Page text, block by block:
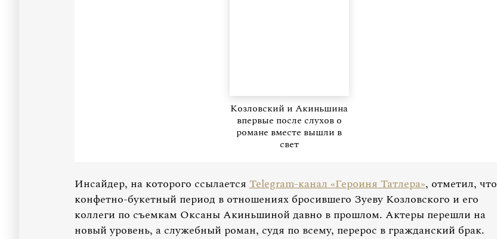
Козловский и Акиньшина
впервые после слухов о
романе вместе вышли в
свет
Инсайдер, на которого ссылаетсяTelegram-канал «Героиня Татлера», отметил, что
конфетно-букетный период в отношениях бросившего Зуеву Козловского и его
коллеги по съемкам Оксаны Акиньшиной давно в прошлом. Актеры перешли на
новый уровень, а служебный роман, судя по всему, перерос в гражданский брак.